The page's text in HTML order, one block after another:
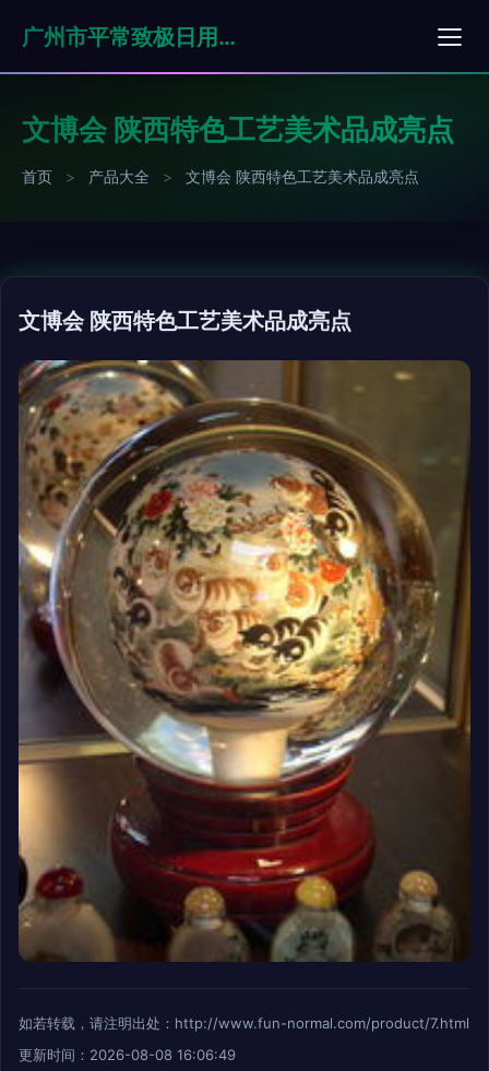
广州市平常致极日用品有限公司
文博会 陕西特色工艺美术品成亮点
首页 > 产品大全 > 文博会 陕西特色工艺美术品成亮点
文博会 陕西特色工艺美术品成亮点
如若转载，请注明出处：http://www.fun-normal.com/product/7.html
更新时间：2026-08-08 16:06:49